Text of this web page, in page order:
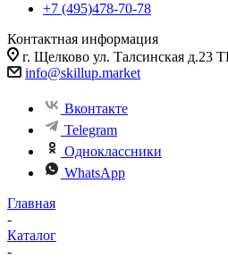
+7 (495)478-70-78
Контактная информация
г. Щелково ул. Талсинская д.23
info@skillup.market
Вконтакте
Telegram
Одноклассники
WhatsApp
Главная
-
Каталог
-